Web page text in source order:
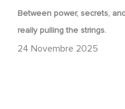
Between power, secrets,
really pulling the strings.
24 Novembre 2025